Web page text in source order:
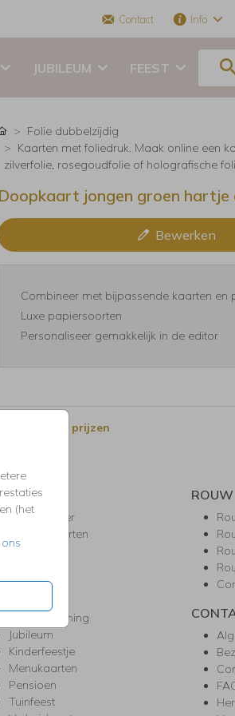
Contact Info
JUBILEUM FEEST
(het
ons
Folie dubbelzijdig
Kaarten met foliedruk. Maak online een
zilverfolie, rosegoudfolie of holografische
Doopkaart jongen groen hartje
Bewerken
Combineer met bijpassende kaarten en
Luxe papiersoorten
Personaliseer gemakkelijk in de editor
Formaten en prijzen
Babyshower
Bedankkaarten
Communie
Geslaagd
Housewarming
Jubileum
Kinderfeestje
Menukaarten
Pensioen
Tuinfeest
ROUW